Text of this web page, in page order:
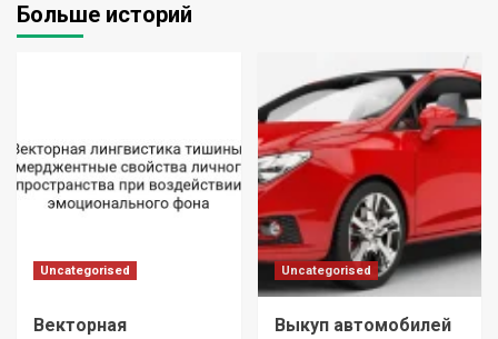
Больше историй
Uncategorised
Векторная
Uncategorised
Выкуп автомобилей